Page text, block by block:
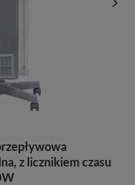
z licznikiem czasu